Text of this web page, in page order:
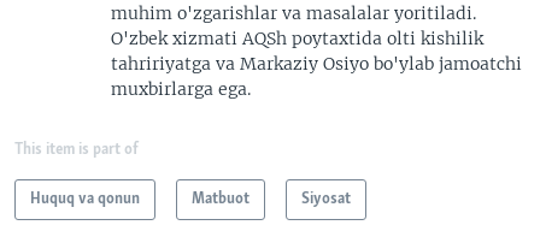
muhim o'zgarishlar va masalalar yoritiladi.
O'zbek xizmati AQSh poytaxtida olti kishilik
tahririyatga va Markaziy Osiyo bo'ylab jamoatchi
muxbirlarga ega.
This item is part of
Huquq va qonun Matbuot Siyosat